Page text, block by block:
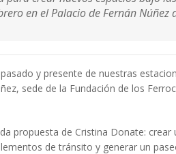
en el Palacio de Fernán Núñez
y presente de nuestras
sede de la Fundación de los
propuesta de Cristina Donate:
de tránsito y generar un